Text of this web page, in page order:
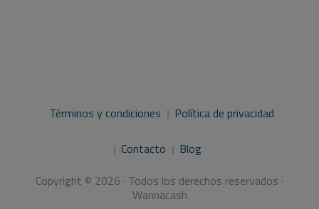
Términos y condiciones Política de privacidad
Contacto
Blog
Copyright © 2026 · Todos los derechos reservados ·
Wannacash